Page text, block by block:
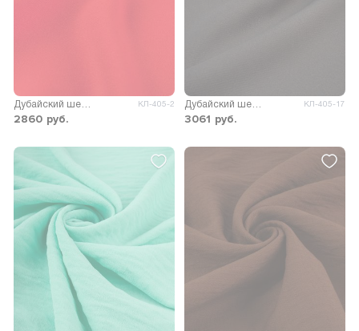
КЛ-405-2
2860 руб.
КЛ-405-17
3061 руб.